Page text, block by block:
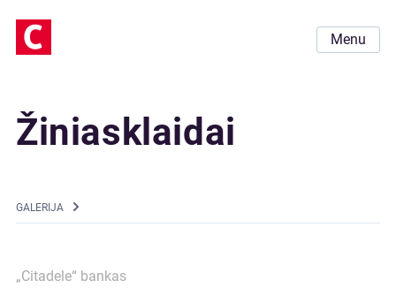
Menu
Žiniasklaidai
GALERIJA
„Citadele“ bankas